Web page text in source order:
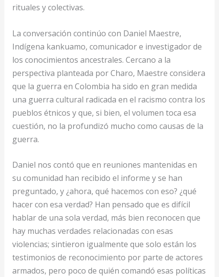
rituales y colectivas.
La conversación continúo con Daniel Maestre,
Indígena kankuamo, comunicador e investigador de
los conocimientos ancestrales. Cercano a la
perspectiva planteada por Charo, Maestre considera
que la guerra en Colombia ha sido en gran medida
una guerra cultural radicada en el racismo contra los
pueblos étnicos y que, si bien, el volumen toca esa
cuestión, no la profundizó mucho como causas de la
guerra.
Daniel nos contó que en reuniones mantenidas en
su comunidad han recibido el informe y se han
preguntado, y ¿ahora, qué hacemos con eso? ¿qué
hacer con esa verdad? Han pensado que es difícil
hablar de una sola verdad, más bien reconocen que
hay muchas verdades relacionadas con esas
violencias; sintieron igualmente que solo están los
testimonios de reconocimiento por parte de actores
armados, pero poco de quién comandó esas políticas